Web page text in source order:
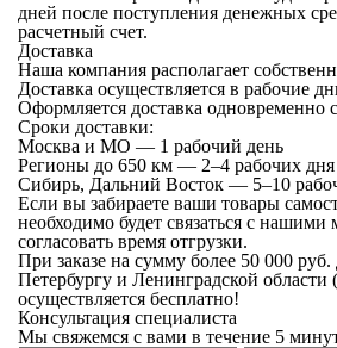
дней после поступления денежных
расчетный счет.
Доставка
Наша компания располагает
Доставка осуществляется в рабочие
Оформляется доставка одновременно
Сроки доставки:
Москва и МО — 1 рабочий день
Регионы до 650 км — 2–4 рабочих дня
Сибирь, Дальний Восток — 5–10
Если вы забираете ваши товары
необходимо будет связаться с
согласовать время отгрузки.
При заказе на сумму более 50 000
Петербургу и Ленинградской
осуществляется бесплатно!
Консультация специалиста
Мы свяжемся с вами в течение 5